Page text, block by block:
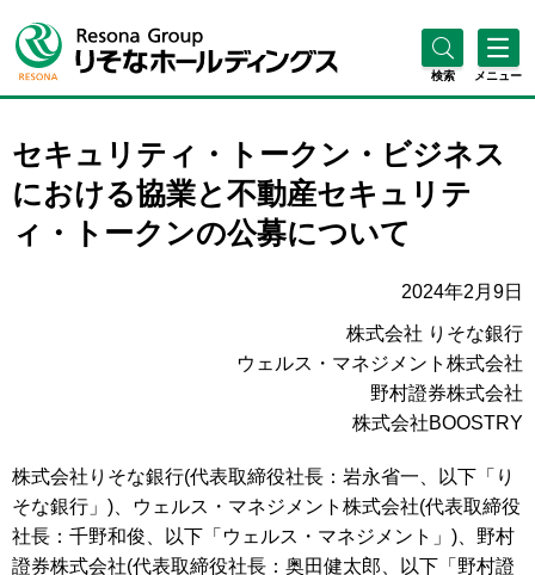
検索 メニュー
セキュリティ・トークン・ビジネス
における協業と不動産セキュリテ
ィ・トークンの公募について
2024年2月9日
株式会社 りそな銀行
ウェルス・マネジメント株式会社
野村證券株式会社
株式会社BOOSTRY
株式会社りそな銀行(代表取締役社長：岩永省一、以下「り
そな銀行」)、ウェルス・マネジメント株式会社(代表取締役
社長：千野和俊、以下「ウェルス・マネジメント」)、野村
證券株式会社(代表取締役社長：奥田健太郎、以下「野村證